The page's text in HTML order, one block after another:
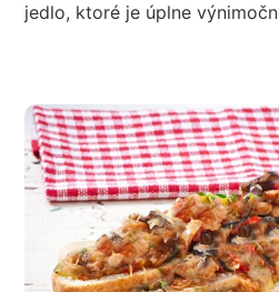
jedlo, ktoré je úplne